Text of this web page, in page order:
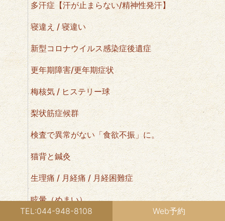
TEL:044-948-8108 Web予約
多汗症【汗が止まらない/精神性発汗】
寝違え / 寝違い
新型コロナウイルス感染症後遺症
更年期障害/更年期症状
梅核気 / ヒステリー球
梨状筋症候群
検査で異常がない「食欲不振」に。
猫背と鍼灸
生理痛 / 月経痛 / 月経困難症
眩暈（めまい）